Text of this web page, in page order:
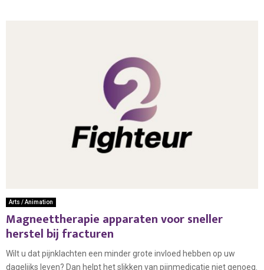
Arts / Animation
Magneettherapie apparaten voor sneller
herstel bij fracturen
Wilt u dat pijnklachten een minder grote invloed hebben op uw
dagelijks leven? Dan helpt het slikken van pijnmedicatie niet genoeg.